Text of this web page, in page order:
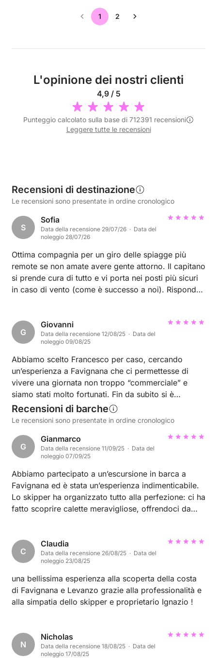
1 2
L'opinione dei nostri clienti
4,9 / 5
Punteggio calcolato sulla base di 712391 recensioni
Leggere tutte le recensioni
Recensioni di destinazione
Le recensioni sono presentate in ordine cronologico
S
Sofia
Data della recensione 29/07/26 · Data del
noleggio 28/07/26
Ottima compagnia per un giro delle spiagge più
remote se non amate avere gente attorno. Il capitano
si prende cura di tutto e vi porta nei posti più sicuri
in caso di vento (come è successo a noi). Risponde
Consigliato
G
Giovanni
Data della recensione 12/08/25 · Data del
noleggio 09/08/25
Abbiamo scelto Francesco per caso, cercando
un’esperienza a Favignana che ci permettesse di
vivere una giornata non troppo “commerciale” e
siamo stati molto fortunati. Fin da subito si è
dimostrato super disponibile e gentile offrendo un
servizio dove la simpatia ha fatto da padrona.
su un ristorantino con cibo buonissimo. Su
Favignana e Levanzo non c’è molto da dire oltre a
differenza l’ha fatta Francesco con la sua simpatia e
disponibilità il tutto accompagnato con bibite
fresche per tutta la giornata tant’è che prima di
ripartire abbiamo organizzato un’altra uscita. Voto
Recensioni di barche
Le recensioni sono presentate in ordine cronologico
G
Gianmarco
Data della recensione 11/09/25 · Data del
noleggio 07/09/25
Abbiamo partecipato a un’escursione in barca a
Favignana ed è stata un’esperienza indimenticabile.
Lo skipper ha organizzato tutto alla perfezione: ci ha
fatto scoprire calette meravigliose, offrendoci da
rendere la giornata ancora più speciale, ci ha
organizzato un delizioso pranzo in un ristorante
tipico a Levanzo, dove siamo stati accolti con
grande gentilezza e trattati benissimo. Atmosfera
rilassata, accoglienza calorosa e paesaggi
mozzafiato. Consigliatissimo a chi vuole vivere
C
Claudia
Data della recensione 26/08/25 · Data del
noleggio 23/08/25
una bellissima esperienza alla scoperta della costa
di Favignana e Levanzo grazie alla professionalità e
alla simpatia dello skipper e proprietario Ignazio !
N
Nicholas
Data della recensione 18/08/25 · Data del
noleggio 17/08/25